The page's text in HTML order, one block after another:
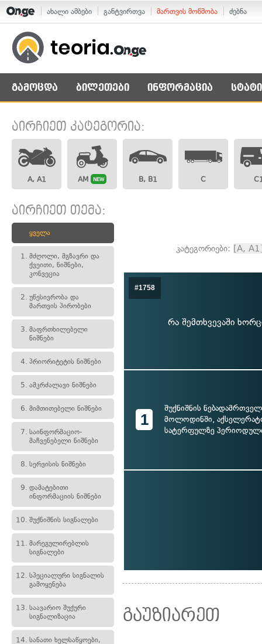
ახალი ამბები განტვირთვა მართვის მოწმობა ძებნა
გამოცდა ბილეთები ინფორმაცია
აირჩიეთ კატეგორია:
A, A1 AM NEW B, B1 C
აირჩიეთ თემა:
ყველა
1. მძღოლი, მგზავრი და
ქვეითი, ნიშნები,
კონვეცია
2. უწესივრობა და
მართვის პირობები
3. მაფრთხილებელი
ნიშნები
4. პრიორიტეტის ნიშნები
5. ამკრძალავი ნიშნები
6. მიმთითებელი ნიშნები
7. საინფორმაციო-
მაჩვენებელი ნიშნები
8. სერვისის ნიშნები
9. დამატებითი
ინფორმაციის ნიშნები
10. შუქნიშნის სიგნალები
11. მარეგულირებლის
სიგნალები
12. სპეციალური სიგნალის
გამოყენება
13. საავარიო შუქური
სიგნალიზაცია
14. სანათი ხელსაწყოები,
კატეგორიები: [A,
#1758
რა შემთხვევაში
1
შუქნიშნის
მოლოდინში,
სატერფულზე
გაუზიარეთ